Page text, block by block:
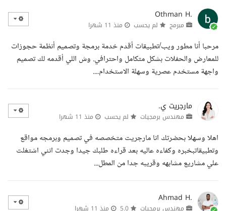
Othman H.
مبرمج لم يحسب منذ 11 شهرا
مرحبا أنا مطور ويب/تطبيقات أقدم خدمة برمجة وتصميم أنظمة حجوزات
للمعارض والحفلات بشكل متكامل واحترافي. وش اللي أقدمه لك تصميم
واجهة مستخدم عصرية وسهلة الاستخدام....
مارجريت ي.
مهندس برمجيات لم يحسب منذ 11 شهرا
اهلا وسهلا بحضرتك انا مارجريت متخصصه في تصميم وبرمجه مواقع
وتطبيقاتبخبره وكفاءه عاليه بعد قراءه طلبك جيدا وجدت انني اشتغلت
علي مشاريع مشابهه وقريبه جدا من المطل...
Ahmad H.
مهندس برمجيات منذ 11 شهرا